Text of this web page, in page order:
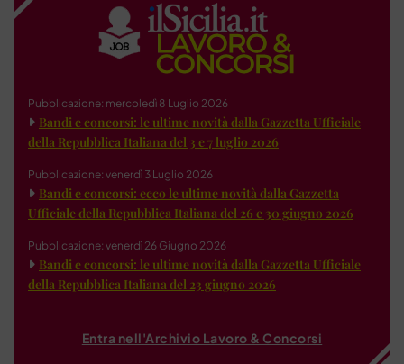
Pubblicazione: mercoledì 8 Luglio 2026
Bandi e concorsi: le ultime novità dalla Gazzetta Ufficiale
della Repubblica Italiana del 3 e 7 luglio 2026
Pubblicazione: venerdì 3 Luglio 2026
Bandi e concorsi: ecco le ultime novità dalla Gazzetta
Ufficiale della Repubblica Italiana del 26 e 30 giugno 2026
Pubblicazione: venerdì 26 Giugno 2026
Bandi e concorsi: le ultime novità dalla Gazzetta Ufficiale
della Repubblica Italiana del 23 giugno 2026
Entra nell'Archivio Lavoro & Concorsi